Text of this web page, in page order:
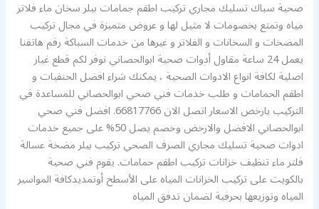
صحية سباك تسليك مجاري تركيب اطقم جمامات بيلر سخان ماء فلاتر
مياه وتمتع بخصومات لا مثيل لها و عروض متميزة في مجال تركيب
المضخات و السخانات و الفلاتر و غيرها من خدمات السباكة رقم هاتفنا
يعمل 24 ساعة مقاول أدوات صحية ابوالحصاني نوفر لكم قطع غيار
اصلية لكافة انواع الادوات الصحية ، يمكنك شراء افضل الحنفيات و
اطقم الحمامات و طلب خدمات فني صحي ابوالحصاني للمساعدة في
التركيب بارخص الاسعار اتصل الان 66817766. افضل فني صحي
ابوالحصاني الافضل والارخض وخصم يصل 50% على جميع خدمات
ادوات صحية تسليك مجاري الصرف الصحي تركيب بيلر مضخة عسالة
فلتر ماء تنظيف خزانات تركيب اطقم حمامات. يقوم فني صحية
بالكويت على تركيب الخزانات المياه على الأسطح أوتمديدكافة المواسير
المياه وتوزيعها بحرفية لضمان تدفق المياه